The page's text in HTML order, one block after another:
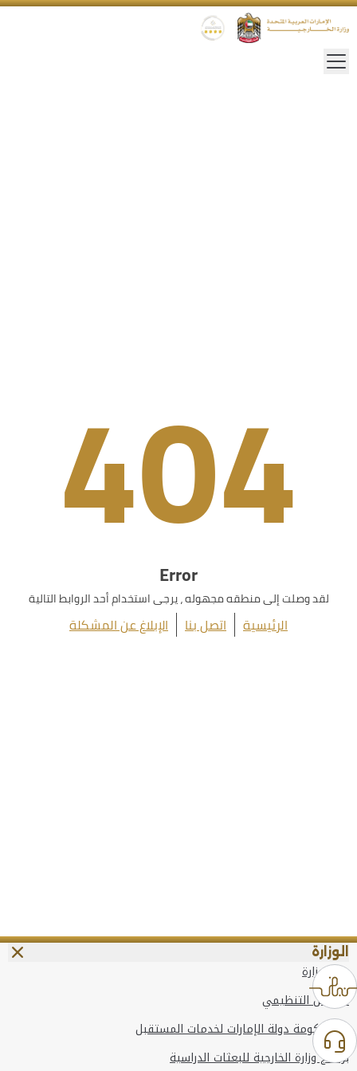
404
Error
لقد وصلت إلى منطقه مجهوله ، يرجى استخدام أحد الروابط التالية
الرئيسية اتصل بنا الإبلاغ عن المشكلة
الوزارة
عن الوزارة
الهيكل التنظيمي
وعد حكومة دولة الإمارات لخدمات المستقبل
برنامج وزارة الخارجية للبعثات الدراسية